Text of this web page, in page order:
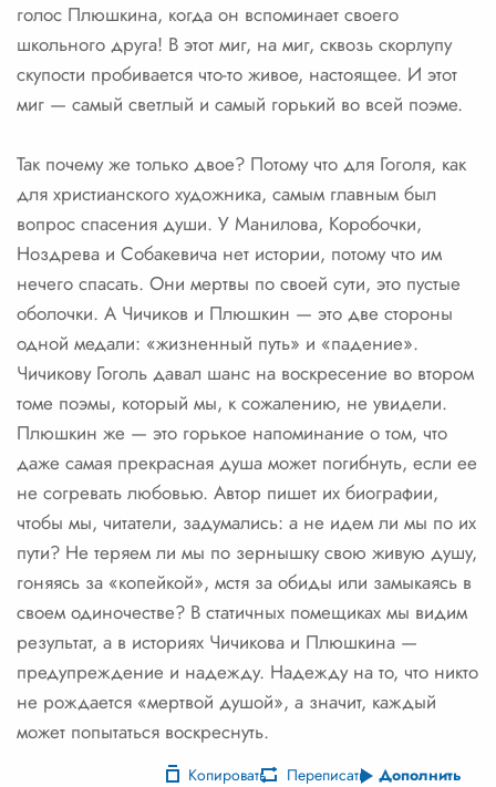
голос Плюшкина, когда он вспоминает своего
школьного друга! В этот миг, на миг, сквозь скорлупу
скупости пробивается что-то живое, настоящее. И этот
миг — самый светлый и самый горький во всей поэме.
Так почему же только двое? Потому что для Гоголя, как
для христианского художника, самым главным был
вопрос спасения души. У Манилова, Коробочки,
Ноздрева и Собакевича нет истории, потому что им
нечего спасать. Они мертвы по своей сути, это пустые
оболочки. А Чичиков и Плюшкин — это две стороны
одной медали: «жизненный путь» и «падение».
Чичикову Гоголь давал шанс на воскресение во втором
томе поэмы, который мы, к сожалению, не увидели.
Плюшкин же — это горькое напоминание о том, что
даже самая прекрасная душа может погибнуть, если ее
не согревать любовью. Автор пишет их биографии,
чтобы мы, читатели, задумались: а не идем ли мы по их
пути? Не теряем ли мы по зернышку свою живую душу,
гоняясь за «копейкой», мстя за обиды или замыкаясь в
своем одиночестве? В статичных помещиках мы видим
результат, а в историях Чичикова и Плюшкина —
предупреждение и надежду. Надежду на то, что никто
не рождается «мертвой душой», а значит, каждый
может попытаться воскреснуть.
Копировать Переписать Дополнить